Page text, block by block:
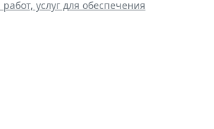
услуг для обеспечения